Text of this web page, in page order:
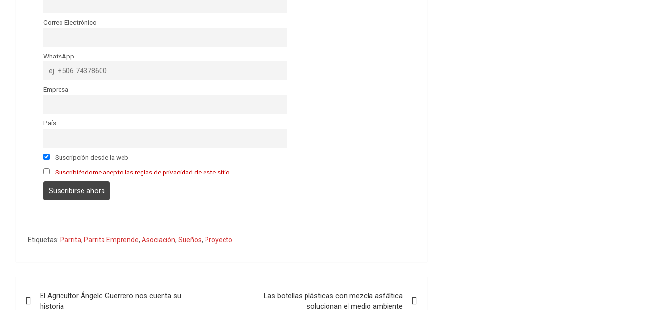
Correo Electrónico
WhatsApp
Empresa
País
Suscripción desde la web
Suscribiéndome acepto las reglas de privacidad de este sitio
Etiquetas: Parrita, Parrita Emprende, Asociación, Sueños, Proyecto
de
El Agricultor Ángelo Guerrero nos cuenta su
historia
Las botellas plásticas con mezcla asfáltica
solucionan el medio ambiente